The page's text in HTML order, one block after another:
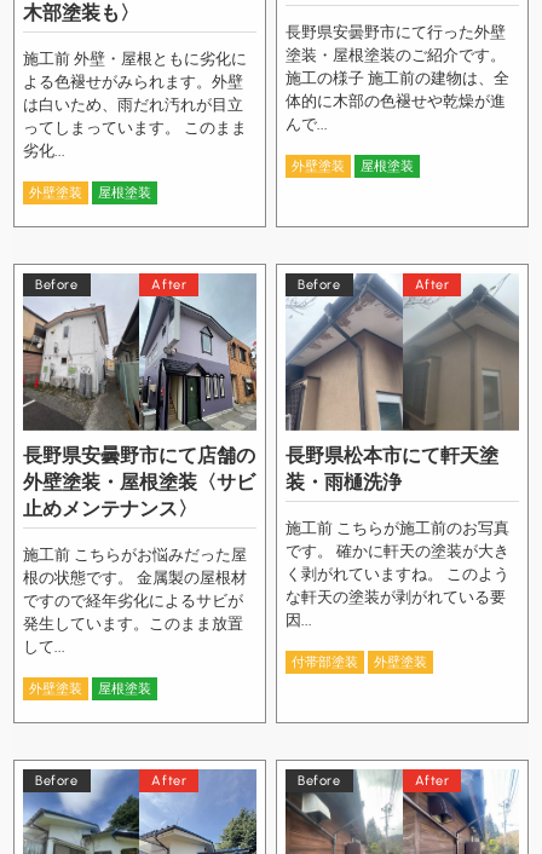
木部塗装も〉
施工前 外壁・屋根ともに劣化に
よる色褪せがみられます。外壁
は白いため、雨だれ汚れが目立
ってしまっています。 このまま
劣化...
外壁塗装 屋根塗装
長野県安曇野市にて行った外壁
塗装・屋根塗装のご紹介です。
施工の様子 施工前の建物は、全
体的に木部の色褪せや乾燥が進
んで...
外壁塗装 屋根塗装
Before After
長野県安曇野市にて店舗の
外壁塗装・屋根塗装〈サビ
止めメンテナンス〉
施工前 こちらがお悩みだった屋
根の状態です。 金属製の屋根材
ですので経年劣化によるサビが
発生しています。このまま放置
して...
外壁塗装 屋根塗装
Before After
長野県松本市にて軒天塗
装・雨樋洗浄
施工前 こちらが施工前のお写真
です。 確かに軒天の塗装が大き
く剥がれていますね。 このよう
な軒天の塗装が剥がれている要
因...
付帯部塗装 外壁塗装
Before After Before After